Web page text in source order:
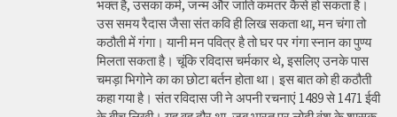
भक्त है, उसका कर्म, जन्म और जाति कमतर कैसे हो सकता है।
उस समय रैदास जैसा संत कवि ही लिख सकता था, मन चंगा तो
कठौती में गंगा। यानी मन पवित्र है तो घर पर गंगा स्नान का पुण्य
मिलता सकता है। चूंकि रविदास चर्मकार थे, इसलिए उनके पास
चमड़ा भिगोने का का छोटा बर्तन होता था। इस बात को ही कठौती
कहा गया है। संत रविदास जी ने अपनी रचनाएं 1489 से 1471 ईवी